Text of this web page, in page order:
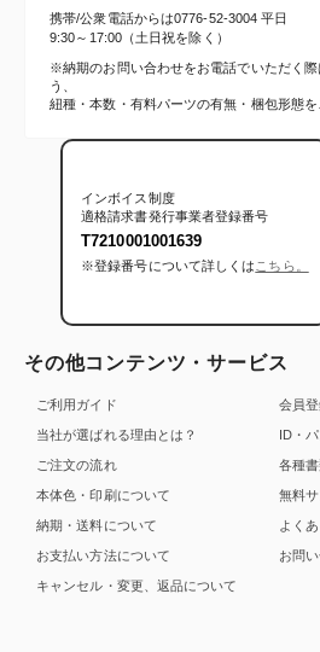
携帯/公衆電話からは0776-52-3004 平日
9:30～17:00（土日祝を除く）
※納期のお問い合わせをお電話でいただく
う、
紐種・本数・有料パーツの有無・梱包形態
インボイス制度
適格請求書発行事業者登録番号
T7210001001639
※登録番号について詳しくはこちら。
その他コンテンツ・サービス
ご利用ガイド
当社が選ばれる理由とは？
ご注文の流れ
本体色・印刷について
納期・送料について
お支払い方法について
キャンセル・変更、返品について
会員
ID・
各種
無料
よく
お問